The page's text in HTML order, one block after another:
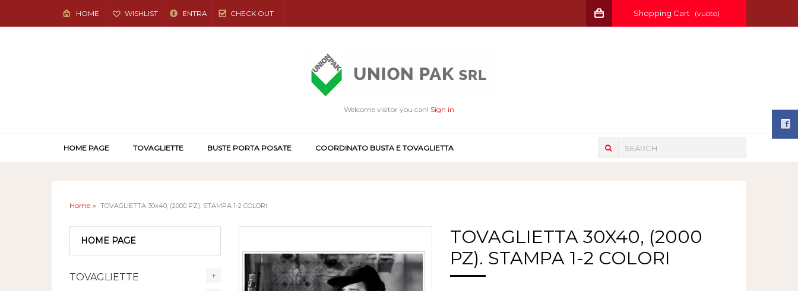
HOME WISHLIST ENTRA CHECK OUT Shopping Cart (vuoto)
Welcome visitor you can! Sign in
HOME PAGE TOVAGLIETTE BUSTE PORTA POSATE COORDINATO BUSTA E TOVAGLIETTA
Home TOVAGLIETTA 30x40, (2000 PZ). STAMPA 1-2 COLORI
HOME PAGE
TOVAGLIETTE
TOVAGLIETTA 30X40, (2000
PZ). STAMPA 1-2 COLORI